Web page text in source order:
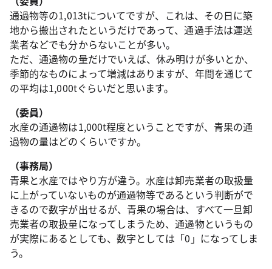
通過物等の1,013tについてですが、これは、その日に築
地から搬出されたというだけであって、通過手法は運送
業者などでも分からないことが多い。
ただ、通過物の量だけでいえば、休み明けが多いとか、
季節的なものによって増減はありますが、年間を通じて
の平均は1,000tぐらいだと思います。
（委員）
水産の通過物は1,000t程度ということですが、青果の通
過物の量はどのくらいですか。
（事務局）
青果と水産ではやり方が違う。水産は卸売業者の取扱量
に上がっていないものが通過物等であるという判断がで
きるので数字が出せるが、青果の場合は、すべて一旦卸
売業者の取扱量になってしまうため、通過物というもの
が実際にあるとしても、数字としては「0」になってしま
う。